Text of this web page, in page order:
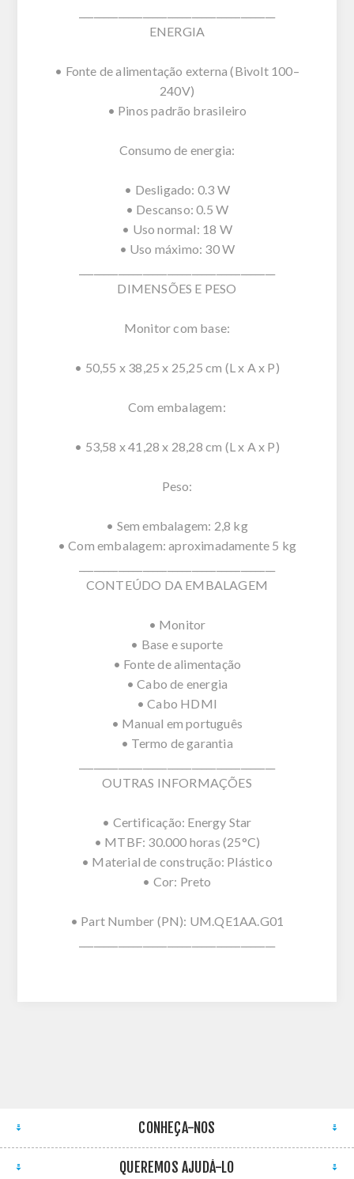
ENERGIA
• Fonte de alimentação externa (Bivolt 100–
240V)
• Pinos padrão brasileiro
Consumo de energia:
• Desligado: 0.3 W
• Descanso: 0.5 W
• Uso normal: 18 W
• Uso máximo: 30 W
DIMENSÕES E PESO
Monitor com base:
• 50,55 x 38,25 x 25,25 cm (L x A x P)
Com embalagem:
• 53,58 x 41,28 x 28,28 cm (L x A x P)
Peso:
• Sem embalagem: 2,8 kg
• Com embalagem: aproximadamente 5 kg
CONTEÚDO DA EMBALAGEM
• Monitor
• Base e suporte
• Fonte de alimentação
• Cabo de energia
• Cabo HDMI
• Manual em português
• Termo de garantia
OUTRAS INFORMAÇÕES
• Certificação: Energy Star
• MTBF: 30.000 horas (25°C)
• Material de construção: Plástico
• Cor: Preto
• Part Number (PN): UM.QE1AA.G01
CONHEÇA-NOS
QUEREMOS AJUDÁ-LO